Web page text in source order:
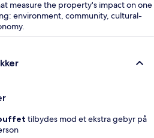
measure the property's impact on one
environment, community, cultural-
tilbydes mod et ekstra gebyr på